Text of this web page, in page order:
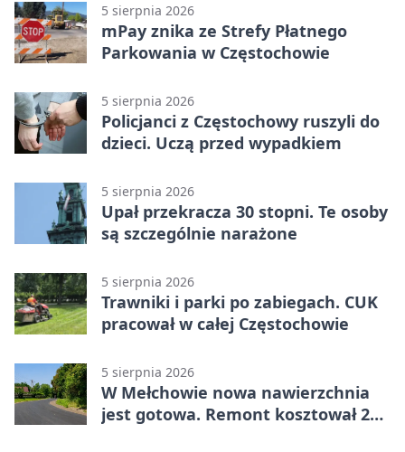
5 sierpnia 2026
mPay znika ze Strefy Płatnego
Parkowania w Częstochowie
5 sierpnia 2026
Policjanci z Częstochowy ruszyli do
dzieci. Uczą przed wypadkiem
5 sierpnia 2026
Upał przekracza 30 stopni. Te osoby
są szczególnie narażone
5 sierpnia 2026
Trawniki i parki po zabiegach. CUK
pracował w całej Częstochowie
5 sierpnia 2026
W Mełchowie nowa nawierzchnia
jest gotowa. Remont kosztował 222